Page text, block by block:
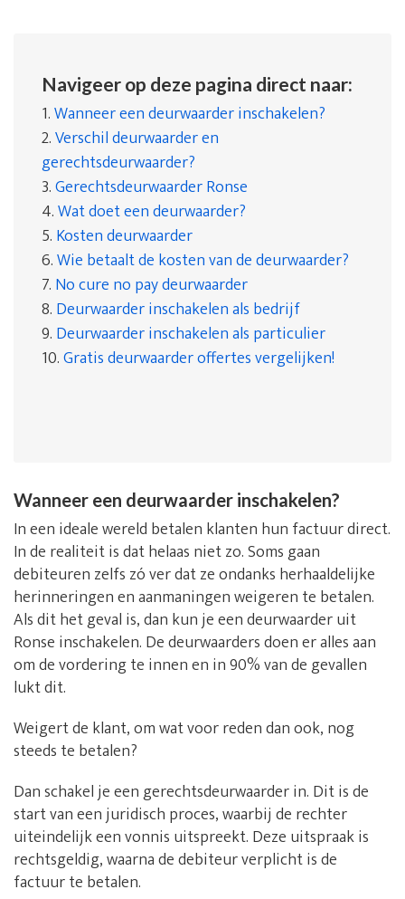
Navigeer op deze pagina direct naar:
1.Wanneer een deurwaarder inschakelen?
2.Verschil deurwaarder en
gerechtsdeurwaarder?
3.Gerechtsdeurwaarder Ronse
4.Wat doet een deurwaarder?
5. Kosten deurwaarder
6.Wie betaalt de kosten van de deurwaarder?
7. No cure no pay deurwaarder
8. Deurwaarder inschakelen als bedrijf
9. Deurwaarder inschakelen als particulier
10.Gratis deurwaarder offertes vergelijken!
Wanneer een deurwaarder inschakelen?
In een ideale wereld betalen klanten hun factuur direct.
In de realiteit is dat helaas niet zo. Soms gaan
debiteuren zelfs zó ver dat ze ondanks herhaaldelijke
herinneringen en aanmaningen weigeren te betalen.
Als dit het geval is, dan kun je een deurwaarder uit
Ronse inschakelen. De deurwaarders doen er alles aan
om de vordering te innen en in 90% van de gevallen
lukt dit.
Weigert de klant, om wat voor reden dan ook, nog
steeds te betalen?
Dan schakel je een gerechtsdeurwaarder in. Dit is de
start van een juridisch proces, waarbij de rechter
uiteindelijk een vonnis uitspreekt. Deze uitspraak is
rechtsgeldig, waarna de debiteur verplicht is de
factuur te betalen.